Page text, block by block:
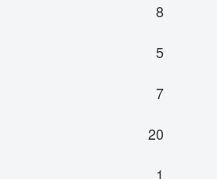
8
5
7
20
1